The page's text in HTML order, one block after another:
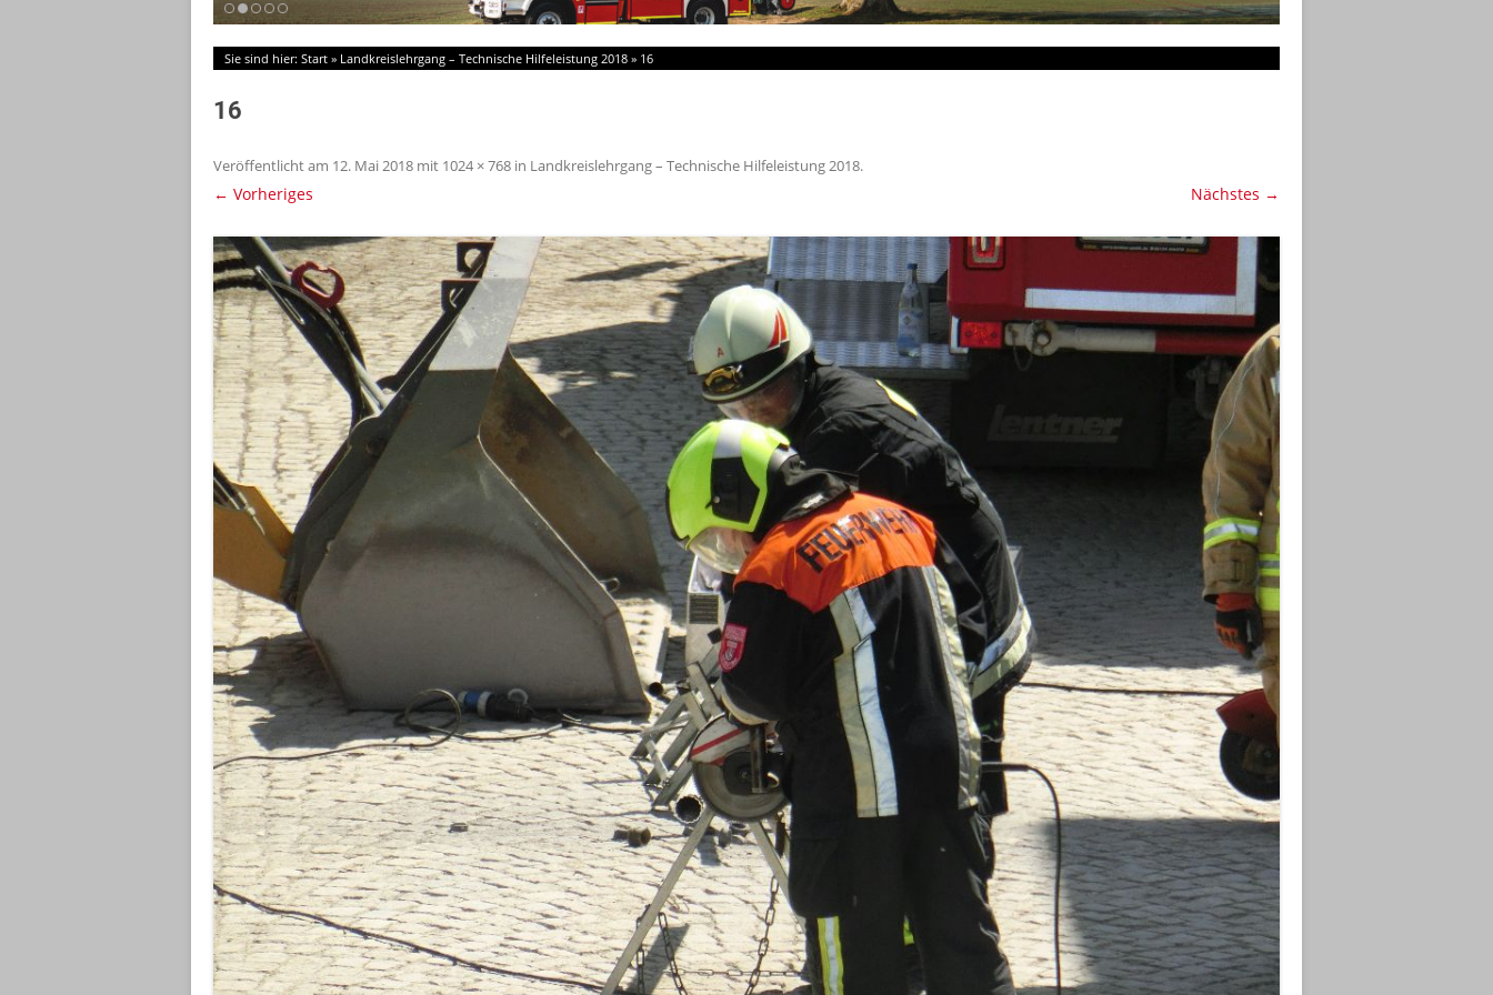
Sie sind hier: Start » Landkreislehrgang – Technische Hilfeleistung 2018 » 16
16
Veröffentlicht am 12. Mai 2018 mit 1024 × 768 in Landkreislehrgang – Technische Hilfeleistung 2018.
← Vorheriges Nächstes →